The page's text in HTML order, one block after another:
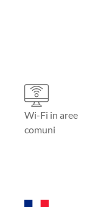
Wi-Fi in aree
comuni